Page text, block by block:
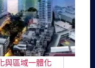
與區域一體化